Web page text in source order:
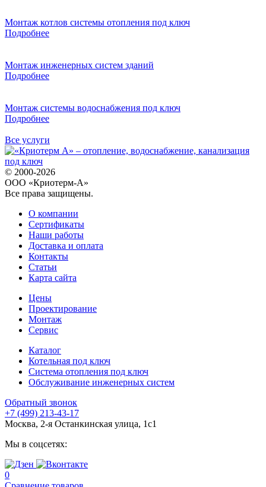
Монтаж котлов системы отопления под ключ
Подробнее
Монтаж инженерных систем зданий
Подробнее
Монтаж системы водоснабжения под ключ
Подробнее
Все услуги
© 2000-2026
ООО «Криотерм-А»
Все права защищены.
О компании
Сертификаты
Наши работы
Доставка и оплата
Контакты
Статьи
Карта сайта
Цены
Проектирование
Монтаж
Сервис
Каталог
Котельная под ключ
Система отопления под ключ
Обслуживание инженерных систем
Обратный звонок
+7 (499) 213-43-17
Москва, 2-я Останкинская улица, 1с1
Мы в соцсетях:
0